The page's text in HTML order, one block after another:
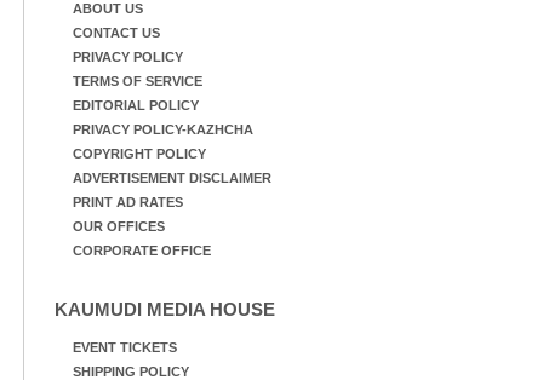
ABOUT US
CONTACT US
PRIVACY POLICY
TERMS OF SERVICE
EDITORIAL POLICY
PRIVACY POLICY-KAZHCHA
COPYRIGHT POLICY
ADVERTISEMENT DISCLAIMER
PRINT AD RATES
OUR OFFICES
CORPORATE OFFICE
KAUMUDI MEDIA HOUSE
EVENT TICKETS
SHIPPING POLICY